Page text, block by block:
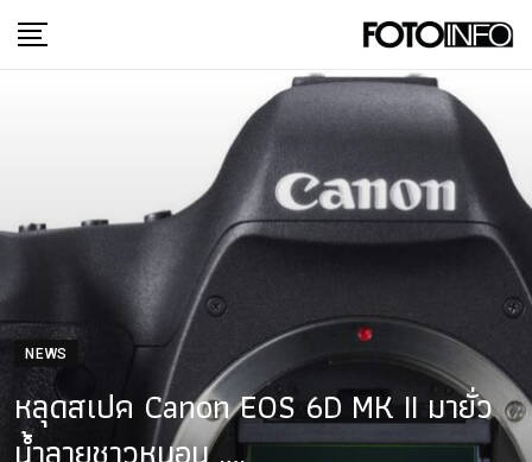
to
NEWS
หลุดสเปค Canon EOS 6D MK II มายั่ว